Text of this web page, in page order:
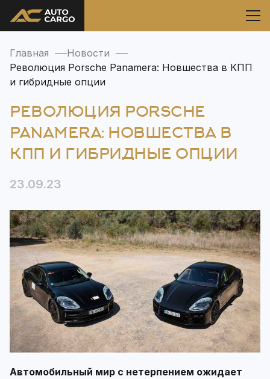
Главная
Новости
Революция Porsche Panamera: Новшества в КПП
и гибридные опции
РЕВОЛЮЦИЯ PORSCHE
PANAMERA: НОВШЕСТВА В
КПП И ГИБРИДНЫЕ ОПЦИИ
23.09.23
Автомобильный мир с нетерпением ожидает